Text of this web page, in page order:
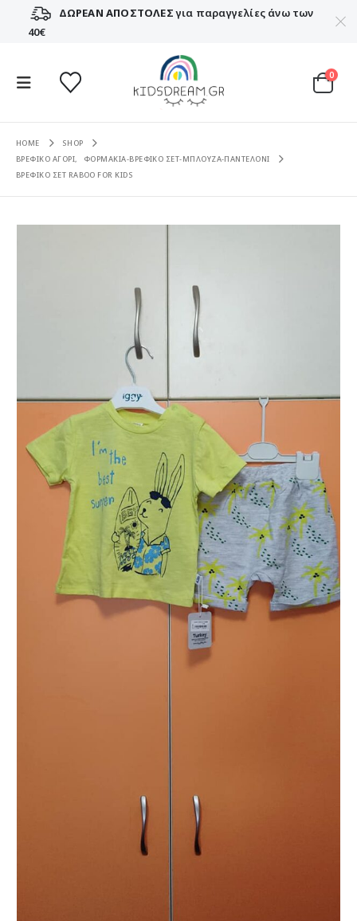
ΔΩΡΕΑΝ ΑΠΟΣΤΟΛΕΣγια παραγγελίες άνω των
40€
0
HOME
SHOP
ΒΡΕΦΙΚΟ ΑΓΟΡΙ,
ΦΟΡΜΑΚΙΑ-ΒΡΕΦΙΚΟ ΣΕΤ-ΜΠΛΟΥΖΑ-ΠΑΝΤΕΛΟΝΙ
ΒΡΕΦΙΚΟ ΣΕΤ RABOO FOR KIDS